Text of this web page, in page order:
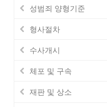
성범죄 양형기준
형사절차
수사개시
체포 및 구속
재판 및 상소